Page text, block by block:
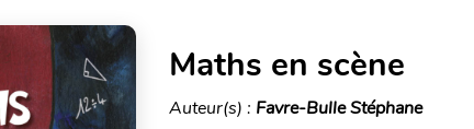
Maths en scène
Auteur(s) : Favre-Bulle Stéphane